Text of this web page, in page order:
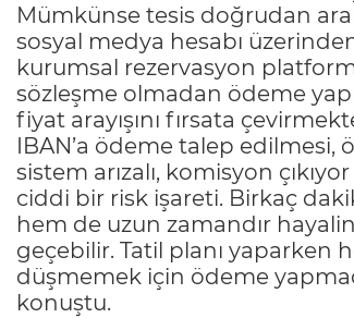
Mümkünse tesis doğrudan
sosyal medya hesabı
kurumsal rezervasyon
sözleşme olmadan ödeme
fiyat arayışını fırsata
IBAN’a ödeme talep edilmesi,
sistem arızalı, komisyon
ciddi bir risk işareti. Birkaç
hem de uzun zamandır
geçebilir. Tatil planı yaparken
düşmemek için ödeme
konuştu.